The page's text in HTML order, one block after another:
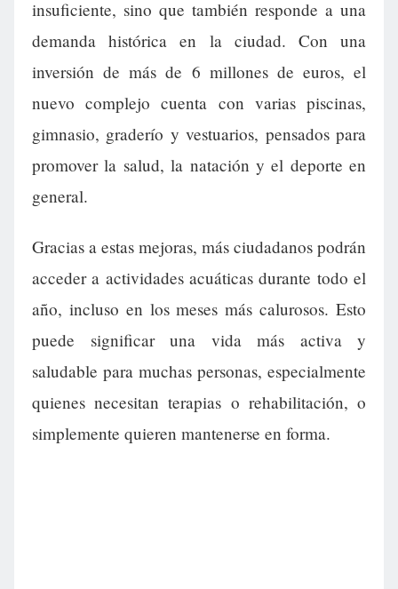
insuficiente, sino que también responde a una
demanda histórica en la ciudad. Con una
inversión de más de 6 millones de euros, el
nuevo complejo cuenta con varias piscinas,
gimnasio, graderío y vestuarios, pensados para
promover la salud, la natación y el deporte en
general.
Gracias a estas mejoras, más ciudadanos podrán
acceder a actividades acuáticas durante todo el
año, incluso en los meses más calurosos. Esto
puede significar una vida más activa y
saludable para muchas personas, especialmente
quienes necesitan terapias o rehabilitación, o
simplemente quieren mantenerse en forma.